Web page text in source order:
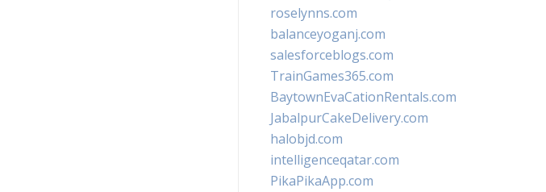
roselynns.com
balanceyoganj.com
salesforceblogs.com
TrainGames365.com
BaytownEvaCationRentals.com
JabalpurCakeDelivery.com
halobjd.com
intelligenceqatar.com
PikaPikaApp.com